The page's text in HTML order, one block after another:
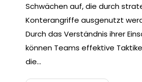
Schwächen auf, die durch
Konterangriffe ausgenutzt
Durch das Verständnis ihrer
können Teams effektive
die…